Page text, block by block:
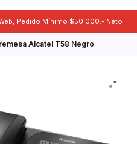
Pedido Mínimo $50.000.- Neto
Alcatel T58 Negro